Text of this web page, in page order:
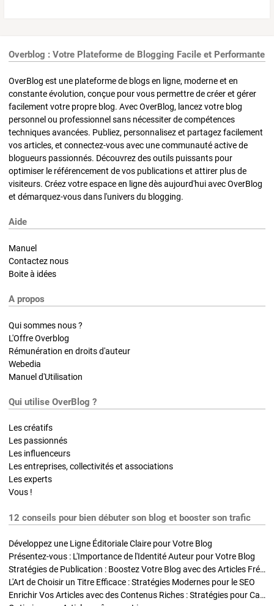
Overblog : Votre Plateforme de Blogging Facile et Performante
OverBlog est une plateforme de blogs en ligne, moderne et en
constante évolution, conçue pour vous permettre de créer et gérer
facilement votre propre blog. Avec OverBlog, lancez votre blog
personnel ou professionnel sans nécessiter de compétences
techniques avancées. Publiez, personnalisez et partagez facilement
vos articles, et connectez-vous avec une communauté active de
blogueurs passionnés. Découvrez des outils puissants pour
optimiser le référencement de vos publications et attirer plus de
visiteurs. Créez votre espace en ligne dès aujourd'hui avec OverBlog
et démarquez-vous dans l'univers du blogging.
Aide
Manuel
Contactez nous
Boite à idées
A propos
Qui sommes nous ?
L'Offre Overblog
Rémunération en droits d'auteur
Webedia
Manuel d'Utilisation
Qui utilise OverBlog ?
Les créatifs
Les passionnés
Les influenceurs
Les entreprises, collectivités et associations
Les experts
Vous !
12 conseils pour bien débuter son blog et booster son trafic
Développez une Ligne Éditoriale Claire pour Votre Blog
Présentez-vous : L'Importance de l'Identité Auteur pour Votre Blog
Stratégies de Publication : Boostez Votre Blog avec des Articles Fréquents et Exclusifs
L'Art de Choisir un Titre Efficace : Stratégies Modernes pour le SEO
Enrichir Vos Articles avec des Contenus Riches : Stratégies pour Captiver et Optimiser